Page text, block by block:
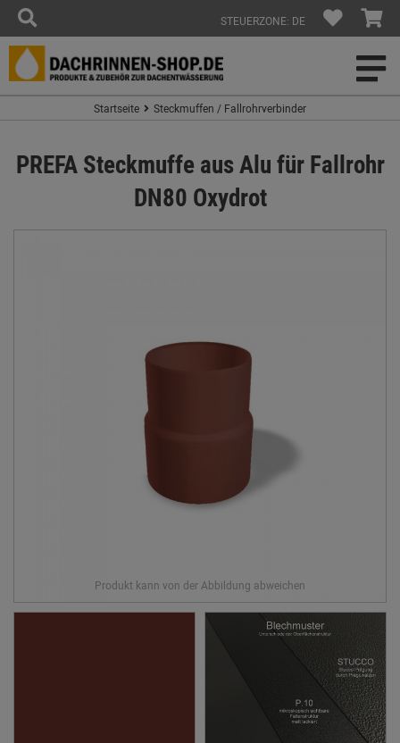
STEUERZONE: DE
Startseite Steckmuffen / Fallrohrverbinder
PREFA Steckmuffe aus Alu für Fallrohr
DN80 Oxydrot